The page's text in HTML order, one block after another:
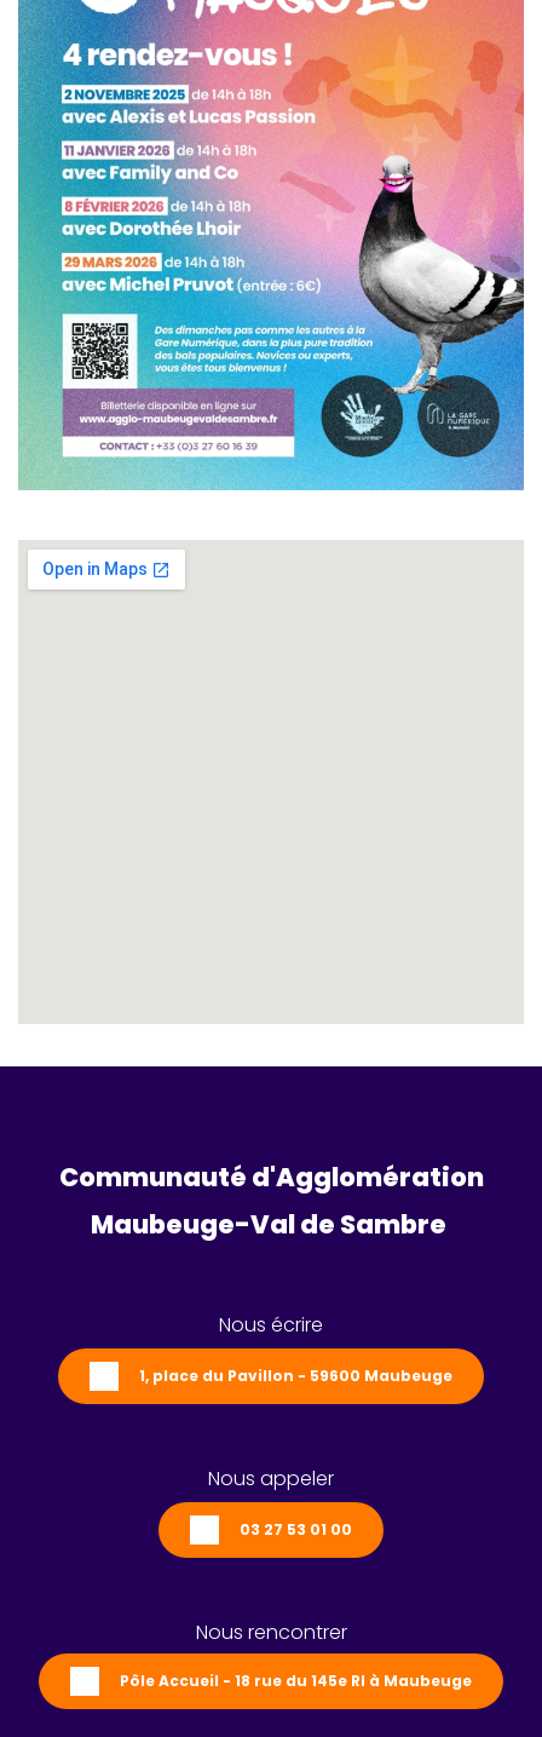
Communauté d'Agglomération
Maubeuge-Val de Sambre
Nous écrire
1, place du Pavillon - 59600 Maubeuge
Nous appeler
03 27 53 01 00
Nous rencontrer
Pôle Accueil - 18 rue du 145e RI à Maubeuge